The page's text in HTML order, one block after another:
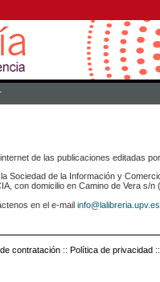
de las publicaciones editadas
Sociedad de la Información y
con domicilio en Camino de Vera s/
en el e-mail info@lalibreria.upv.es
contratación :: Política de privacidad ::